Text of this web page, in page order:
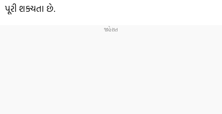
પૂરી શક્યતા છે.